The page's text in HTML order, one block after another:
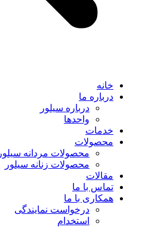
خانه
درباره ما
درباره سیلور
واحدها
خدمات
محصولات
محصولات مردانه سیلور
محصولات زنانه سیلور
مقالات
تماس با ما
همکاری با ما
درخواست نمایندگی
استخدام